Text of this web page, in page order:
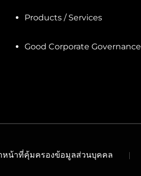
Products / Services
Good Corporate Governance
หน้าที่คุ้มครองข้อมูลส่วนบุคคล